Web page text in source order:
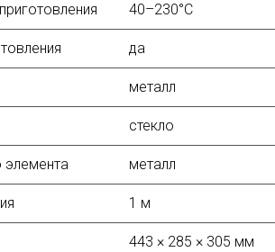
40–230°C
да
металл
стекло
элемента металл
1 м
443 × 285 × 305 мм